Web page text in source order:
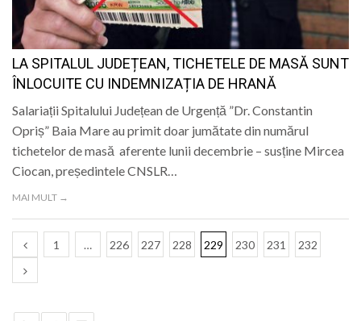
LA SPITALUL JUDEȚEAN, TICHETELE DE MASĂ SUNT
ÎNLOCUITE CU INDEMNIZAȚIA DE HRANĂ
Salariații Spitalului Județean de Urgență ”Dr. Constantin
Opriș” Baia Mare au primit doar jumătate din numărul
tichetelor de masă aferente lunii decembrie – susține Mircea
Ciocan, președintele CNSLR…
MAI MULT →
1 … 226 227 228 229 230 231 232